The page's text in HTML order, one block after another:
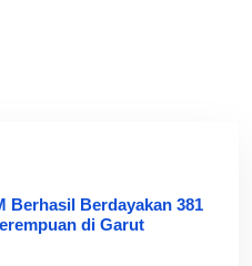
Berhasil Berdayakan 381
di Garut